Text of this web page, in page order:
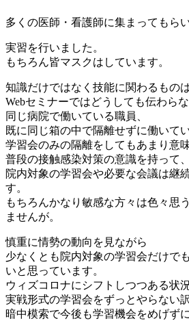
多くの医師・看護師に集まってもらい
実習を行いました。
もちろん皆マスクはしています。
知識だけではなく技能に関わるもの
Webセミナーではどうしても伝わら
同じ病院で働いている職員、
既に同じ箱の中で隔離せずに働いて
学習会のみの隔離をしてもあまり意
普段の接触感染対策の意識を持って、
院内対象の学習会や必要な会議は継
す。
もちろんかなり敏感な方々は色々思
ませんが。
慎重に情勢の動向を見ながら
少なくとも院内対象の学習会だけで
いと思っています。
ウィズコロナにシフトしつつある状況
実戦形式の学習会をずっとやらない
暗中模索で今後も学習機会をめげず